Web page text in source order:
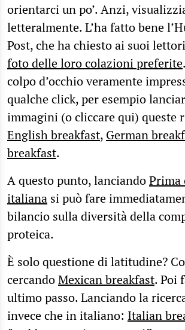
orientarci un po’. Anzi,
letteralmente. L’ha fatto bene
Post, che ha chiesto ai suoi
foto delle loro colazioni preferite
colpo d’occhio veramente
qualche click, per esempio
immagini (o cliccare qui) queste
English breakfast, German
breakfast.
A questo punto, lanciandoPrima
italiana si può fare
bilancio sulla diversità della
proteica.
È solo questione di latitudine?
cercandoMexican breakfast. Poi
ultimo passo. Lanciando la
invece che in italiano: Italian